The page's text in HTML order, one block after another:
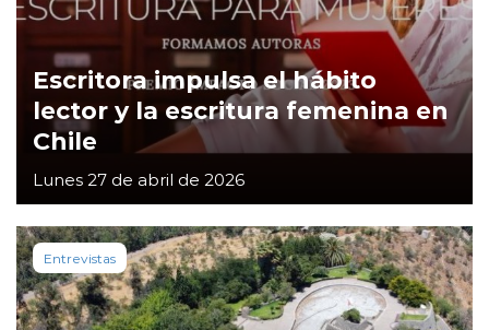
Escritora impulsa el hábito
lector y la escritura femenina en
Chile
Lunes 27 de abril de 2026
Entrevistas